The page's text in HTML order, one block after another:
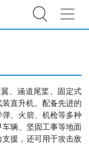
、涵道尾桨、固定式
直升机。配备先进的
、火箭、机枪等多种
车辆、坚固工事等地面
援，还可用于攻击敌